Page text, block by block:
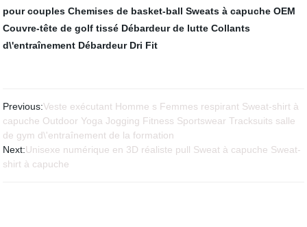
pour couples Chemises de basket-ball Sweats à capuche OEM
Couvre-tête de golf tissé Débardeur de lutte Collants
d\'entraînement Débardeur Dri Fit
Previous:Veste exécutant Homme s Femmes respirant Sweat-shirt à
capuche Outdoor Yoga Jogging Fitness Sportswear Tracksuits salle
de gym d\'entraînement de la formation
Next:Unisexe numérique en 3D réaliste pull Sweat à capuche Sweat-
shirt à capuche